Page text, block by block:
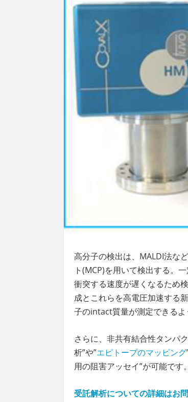
高分子の検出は、MALDI法な
ト(MCP)を用いて検出する。
衝突する速度が遅くなるため
成とこれらを高電圧加速する
子のintact質量が測定できるよ
さらに、非共有結合性タンパ
析”や”エピトープのマッピング
用の阻害アッセイ”が可能です。
受託解析についての詳細はお